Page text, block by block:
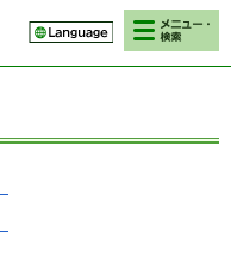
検索・メニ
ュー